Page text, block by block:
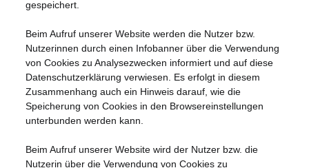
gespeichert.
Beim Aufruf unserer Website werden die Nutzer bzw.
Nutzerinnen durch einen Infobanner über die Verwendung
von Cookies zu Analysezwecken informiert und auf diese
Datenschutzerklärung verwiesen. Es erfolgt in diesem
Zusammenhang auch ein Hinweis darauf, wie die
Speicherung von Cookies in den Browsereinstellungen
unterbunden werden kann.
Beim Aufruf unserer Website wird der Nutzer bzw. die
Nutzerin über die Verwendung von Cookies zu